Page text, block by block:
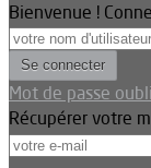
Bienvenue !
Mot de passe
Récupérer votre